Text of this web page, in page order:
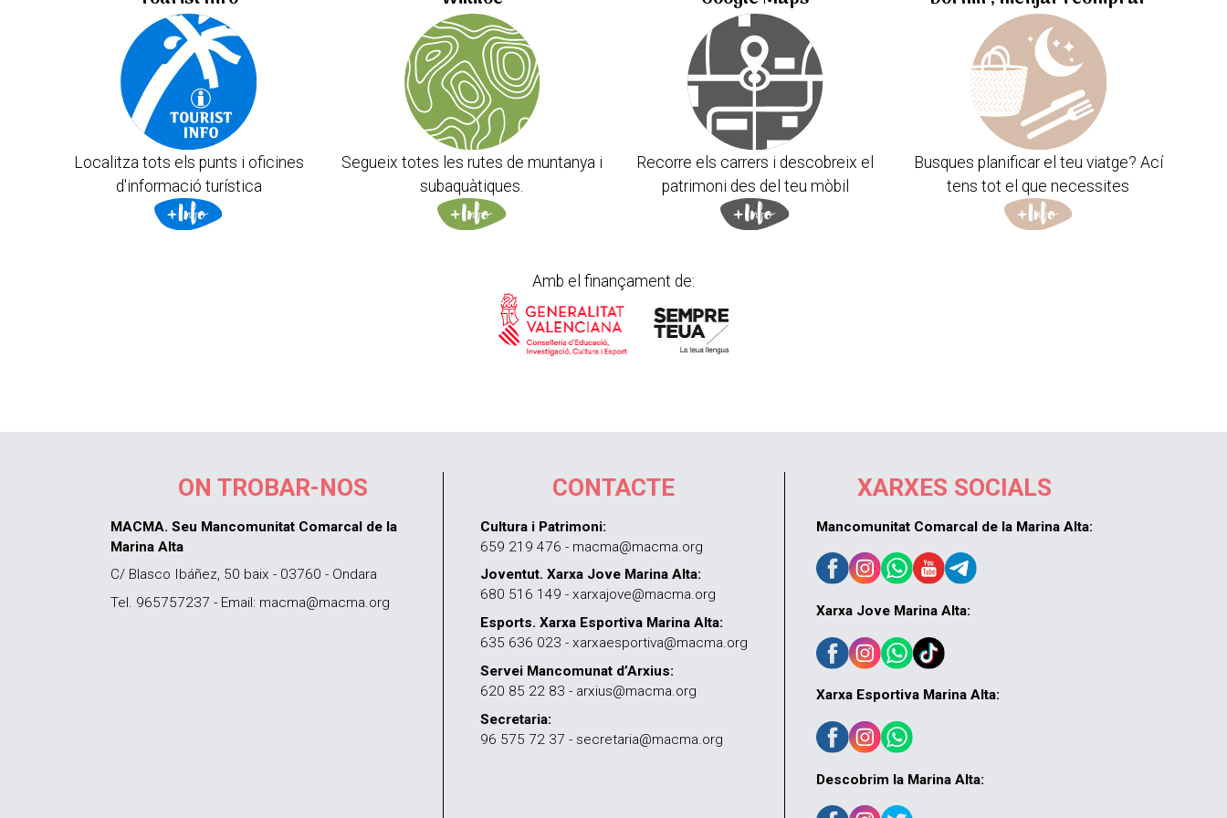
Localitza tots els punts i oficines
d'informació turística
Segueix totes les rutes de muntanya i
subaquàtiques.
Recorre els carrers i descobreix el
patrimoni des del teu mòbil
Busques planificar el teu viatge? Ací
tens tot el que necessites
Amb el finançament de:
ON TROBAR-NOS
MACMA. Seu Mancomunitat Comarcal de la
Marina Alta
C/ Blasco Ibáñez, 50 baix - 03760 - Ondara
Tel. 965757237 - Email: macma@macma.org
CONTACTE
Cultura i Patrimoni:
659 219 476 - macma@macma.org
Joventut. Xarxa Jove Marina Alta:
680 516 149 - xarxajove@macma.org
Esports. Xarxa Esportiva Marina Alta:
635 636 023 - xarxaesportiva@macma.org
Servei Mancomunat d’Arxius:
620 85 22 83 - arxius@macma.org
Secretaria:
96 575 72 37 - secretaria@macma.org
XARXES SOCIALS
Mancomunitat Comarcal de la Marina Alta:
Xarxa Jove Marina Alta:
Xarxa Esportiva Marina Alta:
Descobrim la Marina Alta: